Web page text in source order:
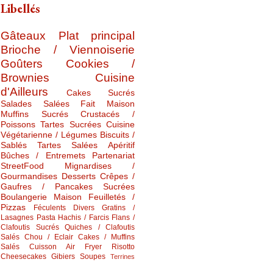
Libellés
Gâteaux
Plat principal
Brioche / Viennoiserie
Goûters
Cookies /
Brownies
Cuisine
d'Ailleurs
Cakes Sucrés
Salades Salées
Fait Maison
Muffins Sucrés
Crustacés /
Poissons Tartes Sucrées Cuisine
Végétarienne / Légumes Biscuits /
Sablés
Tartes Salées
Apéritif
Bûches / Entremets
Partenariat
StreetFood
Mignardises /
Gourmandises Desserts Crêpes /
Gaufres / Pancakes Sucrées
Boulangerie Maison
Feuilletés /
Pizzas
Féculents Divers
Gratins /
Lasagnes Pasta Hachis / Farcis Flans /
Clafoutis Sucrés
Quiches / Clafoutis
Salés Chou / Eclair Cakes / Muffins
Salés
Cuisson Air Fryer
Risotto
Cheesecakes Gibiers Soupes
Terrines